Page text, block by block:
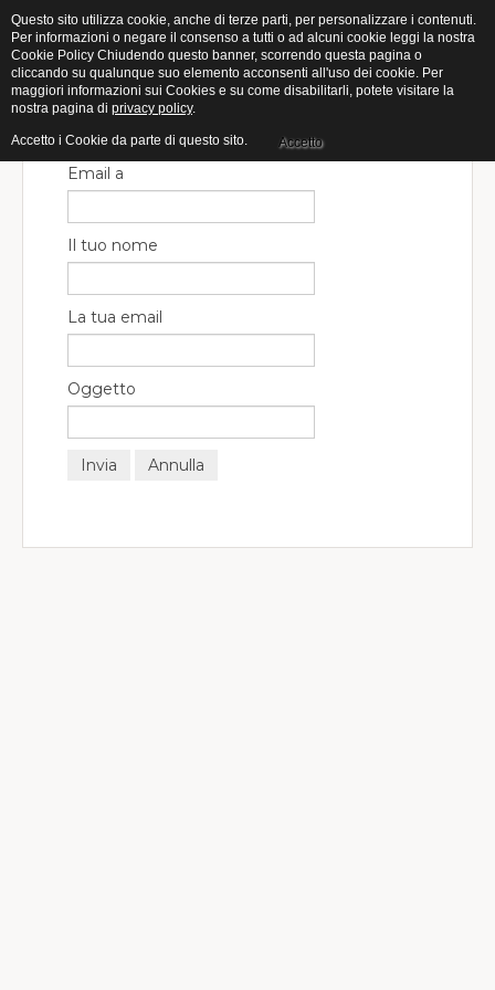
Email a
Il tuo nome
La tua email
Oggetto
Invia Annulla
Questo sito utilizza cookie, anche di terze parti, per personalizzare i contenuti.
Per informazioni o negare il consenso a tutti o ad alcuni cookie leggi la nostra
Cookie Policy Chiudendo questo banner, scorrendo questa pagina o
cliccando su qualunque suo elemento acconsenti all'uso dei cookie. Per
maggiori informazioni sui Cookies e su come disabilitarli, potete visitare la
nostra pagina di privacy policy.
Accetto i Cookie da parte di questo sito. Accetto